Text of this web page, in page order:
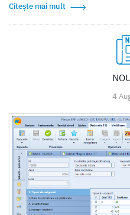
Citește mai mult
4